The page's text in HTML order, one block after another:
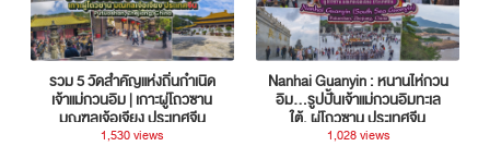
รวม 5 วัดสำคัญแห่งถิ่นกำเนิด
เจ้าแม่กวนอิม | เกาะผู่โถวซาน
มณฑลเจ้อเจียง ประเทศจีน
1,530 views
Nanhai Guanyin : หนานไห่กวน
อิม...รูปปั้นเจ้าแม่กวนอิมทะเล
ใต้, ผู่โถวซาน ประเทศจีน
1,028 views